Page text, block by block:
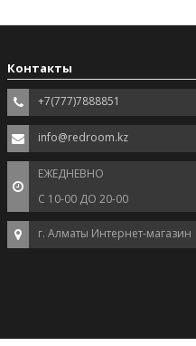
Контакты
+7(777)7888851
info@redroom.kz
ЕЖЕДНЕВНО
С 10-00 ДО 20-00
г. Алматы Интернет-магазин